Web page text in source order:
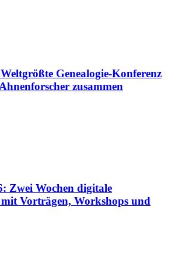
Genealogie-Konferenz
zusammen
Zwei Wochen digitale
Vorträgen, Workshops und